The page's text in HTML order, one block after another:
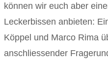
können wir euch aber
Leckerbissen anbieten:
Köppel und Marco Rima
anschliessender